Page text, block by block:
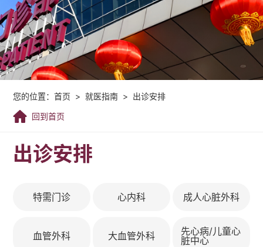
您的位置：首页 > 就医指南 > 出诊安排
回到首页
出诊安排
特需门诊 心内科 成人心脏外科
血管外科 大血管外科
先心病/儿童心
脏中心